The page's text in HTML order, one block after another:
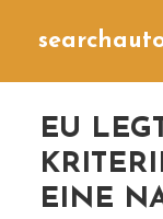
EU
EINE